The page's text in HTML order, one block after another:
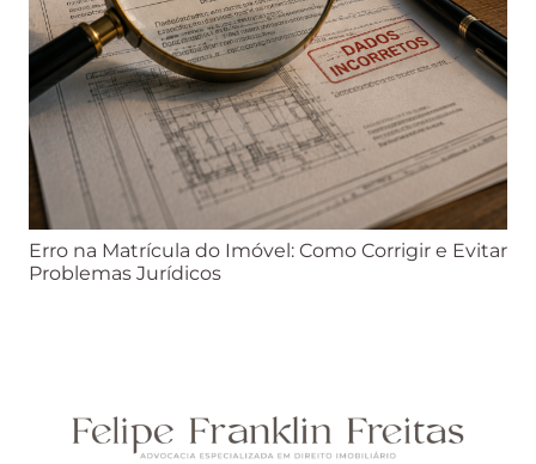
Erro na Matrícula do Imóvel: Como Corrigir e Evitar
Problemas Jurídicos